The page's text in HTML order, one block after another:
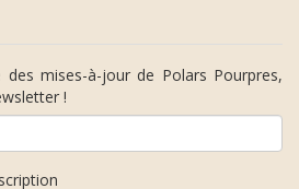
mises-à-jour de Polars Pourpres,
!